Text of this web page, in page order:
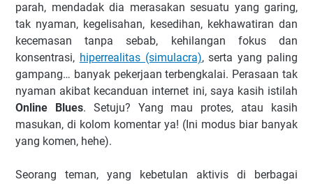
parah, mendadak dia merasakan sesuatu yang garing,
tak nyaman, kegelisahan, kesedihan, kekhawatiran dan
kecemasan tanpa sebab, kehilangan fokus dan
konsentrasi, hiperrealitas (simulacra), serta yang paling
gampang… banyak pekerjaan terbengkalai. Perasaan tak
nyaman akibat kecanduan internet ini, saya kasih istilah
Online Blues. Setuju? Yang mau protes, atau kasih
masukan, di kolom komentar ya! (Ini modus biar banyak
yang komen, hehe).
Seorang teman, yang kebetulan aktivis di berbagai